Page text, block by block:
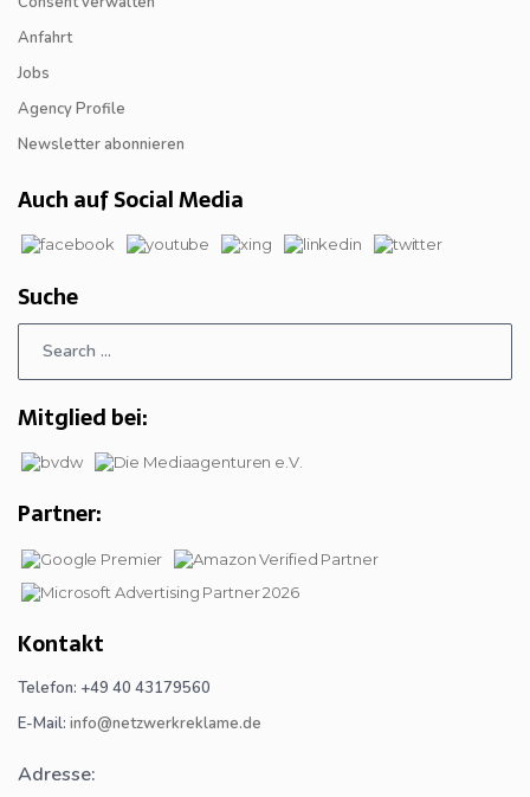
Anfahrt
Jobs
Agency Profile
Newsletter abonnieren
Auch auf Social Media
Suche
Mitglied bei:
Partner:
Kontakt
Telefon: +49 40 43179560
E-Mail: info@netzwerkreklame.de
Adresse: